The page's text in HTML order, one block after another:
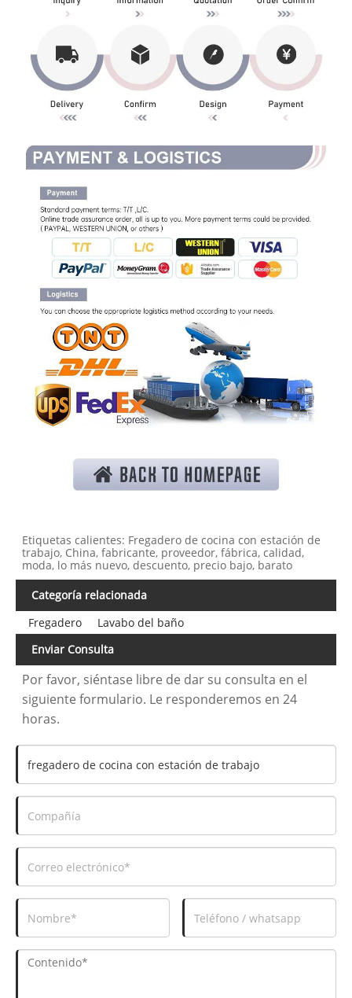
Etiquetas calientes: Fregadero de cocina con estación de
trabajo, China, fabricante, proveedor, fábrica, calidad,
moda, lo más nuevo, descuento, precio bajo, barato
Categoría relacionada
Fregadero
Lavabo del baño
Enviar Consulta
Por favor, siéntase libre de dar su consulta en el
siguiente formulario. Le responderemos en 24
horas.